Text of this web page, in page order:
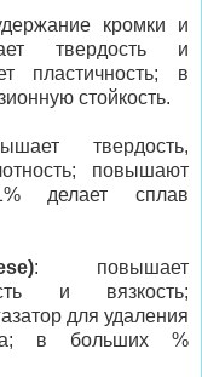
кромки и
твердость и
пластичность; в
стойкость.
твердость,
повышают
делает сплав
: повышает
и вязкость;
для удаления
в больших %